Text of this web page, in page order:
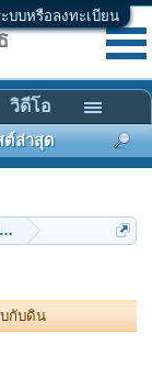
ะบบหรือลงทะเบียน
นซื้อพระแบกับดิน
กับดิน
ต์ล่าสุด
วิดีโอ